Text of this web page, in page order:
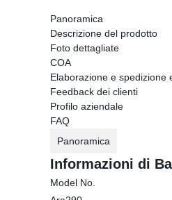
Panoramica
Descrizione del prodotto
Foto dettagliate
COA
Elaborazione e spedizione
Feedback dei clienti
Profilo aziendale
FAQ
Panoramica
Informazioni di
Model No.